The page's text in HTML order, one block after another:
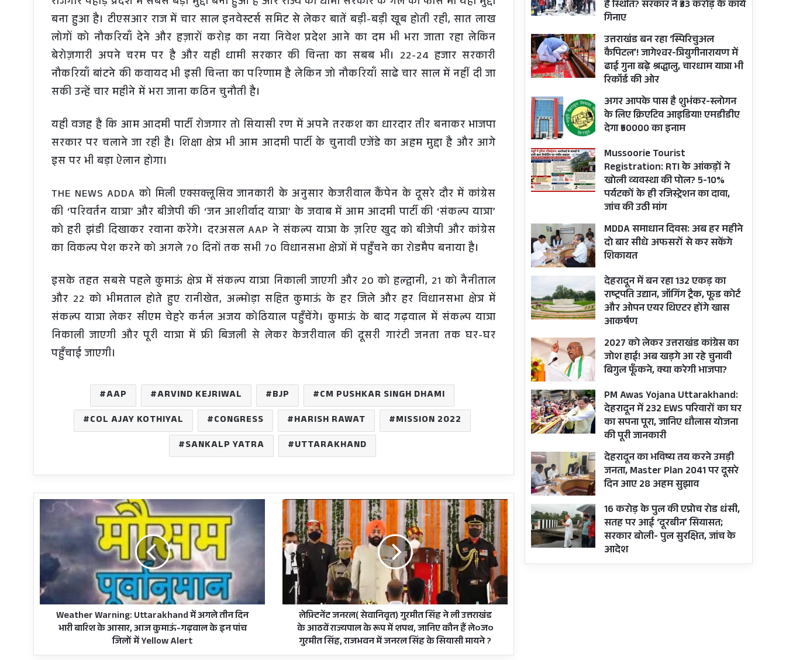
बना हुआ है। टीएसआर राज में चार साल इनवेस्टर्स समिट से लेकर बातें बड़ी-बड़ी खूब होती रही, सात लाख
लोगों को नौकरियाँ देने और हज़ारों करोड़ का नया निवेश प्रदेश आने का दम भी भरा जाता रहा लेकिन
बेरोज़गारी अपने चरम पर है और यही धामी सरकार की चिन्ता का सबब भी। 22-24 हजार सरकारी
नौकरियाँ बांटने की कवायद भी इसी चिन्ता का परिणाम है लेकिन जो नौकरियाँ साढे चार साल में नहीं दी जा
सकी उन्हें चार महीने में भरा जाना कठिन चुनौती है।
यही वजह है कि आम आदमी पार्टी रोजगार तो सियासी रण में अपने तरकश का धारदार तीर बनाकर भाजपा
सरकार पर चलाने जा रही है। शिक्षा क्षेत्र भी आम आदमी पार्टी के चुनावी एजेंडे का अहम मुद्दा है और आगे
इस पर भी बड़ा ऐलान होगा।
THE NEWS ADDA को मिली एक्सक्लूसिव जानकारी के अनुसार केजरीवाल कैंपेन के दूसरे दौर में कांग्रेस
की ‘परिवर्तन यात्रा’ और बीजेपी की ‘जन आशीर्वाद यात्रा’ के जवाब में आम आदमी पार्टी की ‘संकल्प यात्रा’
को हरी झंडी दिखाकर रवाना करेंगे। दरअसल AAP ने संकल्प यात्रा के ज़रिए खुद को बीजेपी और कांग्रेस
का विकल्प पेश करने को अगले 70 दिनों तक सभी 70 विधानसभा क्षेत्रों में पहुँचने का रोडमैप बनाया है।
इसके तहत सबसे पहले कुमाऊं क्षेत्र में संकल्प यात्रा निकाली जाएगी और 20 को हल्द्वानी, 21 को नैनीताल
और 22 को भीमताल होते हुए रानीखेत, अल्मोड़ा सहित कुमाऊं के हर जिले और हर विधानसभा क्षेत्र में
संकल्प यात्रा लेकर सीएम चेहरे कर्नल अजय कोठियाल पहुँचेंगे। कुमाऊं के बाद गढ़वाल में संकल्प यात्रा
निकाली जाएगी और पूरी यात्रा में फ्री बिजली से लेकर केजरीवाल की दूसरी गारंटी जनता तक घर-घर
पहुँचाई जाएगी।
AAP ARVIND KEJRIWAL BJP
CM PUSHKAR SINGH DHAMI
COL AJAY KOTHIYAL
CONGRESS HARISH RAWAT
MISSION 2022
SANKALP YATRA
UTTARAKHAND
Weather
Warning:
Uttarakhand
अगले
तीन
दिन
भारी
बारिश
आसार,
कुमाऊं-
Weather Warning: Uttarakhand में अगले तीन दिन
भारी बारिश के आसार, आज कुमाऊं-गढ़वाल के इन पांच
जिलों में Yellow Alert
लेफ़्टिनेंट
जनरल(
सेवानिवृत)
गुरमीत
सिंह
ने
ली
उत्तराखंड
के
आठवें
राज्यपाल
रूप
लेफ़्टिनेंट जनरल( सेवानिवृत) गुरमीत सिंह ने ली उत्तराखंड
के आठवें राज्यपाल के रूप में शपथ, जानिए कौन हैं ले०ज०
गुरमीत सिंह, राजभवन में जनरल सिंह के सियासी मायने ?
है स्थिति? सरकार ने ₹33 करोड़ के कार्य
गिनाए
उत्तराखंड बन रहा ‘स्पिरिचुअल
कैपिटल’! जागेश्वर-त्रियुगीनारायण में
ढाई गुना बढ़े श्रद्धालु, चारधाम यात्रा भी
रिकॉर्ड की ओर
अगर आपके पास है शुभंकर-स्लोगन
के लिए क्रिएटिव आइडिया! एमडीडीए
देगा ₹50000 का इनाम
Mussoorie Tourist
Registration: RTI के आंकड़ों ने
खोली व्यवस्था की पोल? 5-10%
पर्यटकों के ही रजिस्ट्रेशन का दावा,
जांच की उठी मांग
MDDA समाधान दिवस: अब हर महीने
दो बार सीधे अफसरों से कर सकेंगे
शिकायत
देहरादून में बन रहा 132 एकड़ का
राष्ट्रपति उद्यान, जॉगिंग ट्रैक, फूड कोर्ट
और ओपन एयर थिएटर होंगे खास
आकर्षण
2027 को लेकर उत्तराखंड कांग्रेस का
जोश हाई! अब खड़गे आ रहे चुनावी
बिगुल फूँकने, क्या करेगी भाजपा?
PM Awas Yojana Uttarakhand:
देहरादून में 232 EWS परिवारों का घर
का सपना पूरा, जानिए धौलास योजना
की पूरी जानकारी
देहरादून का भविष्य तय करने उमड़ी
जनता, Master Plan 2041 पर दूसरे
दिन आए 28 अहम सुझाव
16 करोड़ के पुल की एप्रोच रोड धंसी,
सतह पर आई ‘दूरबीन’ सियासत;
सरकार बोली- पुल सुरक्षित, जांच के
आदेश